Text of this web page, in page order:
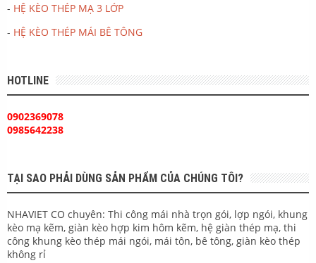
- HỆ KÈO THÉP MẠ 3 LỚP
- HỆ KÈO THÉP MÁI BÊ TÔNG
HOTLINE
0902369078
0985642238
TẠI SAO PHẢI DÙNG SẢN PHẨM CỦA CHÚNG TÔI?
NHAVIET CO chuyên: Thi công mái nhà trọn gói, lợp ngói, khung
kèo mạ kẽm, giàn kèo hợp kim hôm kẽm, hệ giàn thép mạ, thi
công khung kèo thép mái ngói, mái tôn, bê tông, giàn kèo thép
không rỉ